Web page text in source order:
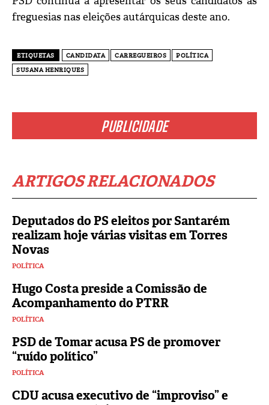
PUBLICIDADE
ARTIGOS RELACIONADOS
Deputados do PS eleitos por Santarém
realizam hoje várias visitas em Torres
Novas
POLÍTICA
Hugo Costa preside a Comissão de
Acompanhamento do PTRR
POLÍTICA
PSD de Tomar acusa PS de promover
“ruído político”
POLÍTICA
CDU acusa executivo de “improviso” e
freguesias nas eleições autárquicas deste ano.
ETIQUETAS CANDIDATA CARREGUEIROS
POLÍTICA
SUSANA HENRIQUES